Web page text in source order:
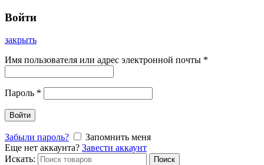
Войти
закрыть
Имя пользователя или адрес электронной почты *
Пароль *
Войти
Забыли пароль?
Запомнить меня
Еще нет аккаунта? Завести аккаунт
Искать:
Поиск